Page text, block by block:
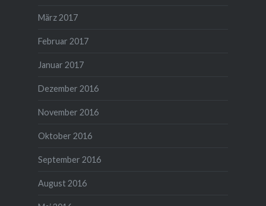
März 2017
Februar 2017
Januar 2017
Dezember 2016
November 2016
Oktober 2016
September 2016
August 2016